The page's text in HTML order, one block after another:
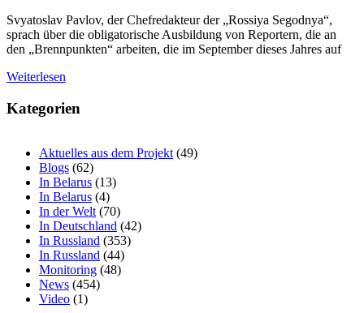
Svyatoslav Pavlov, der Chefredakteur der „Rossiya Segodnya“,
sprach über die obligatorische Ausbildung von Reportern, die an
den „Brennpunkten“ arbeiten, die im September dieses Jahres auf
Weiterlesen
Kategorien
Aktuelles aus dem Projekt (49)
Blogs (62)
In Belarus (13)
In Belarus (4)
In der Welt (70)
In Deutschland (42)
In Russland (353)
In Russland (44)
Monitoring (48)
News (454)
Video (1)